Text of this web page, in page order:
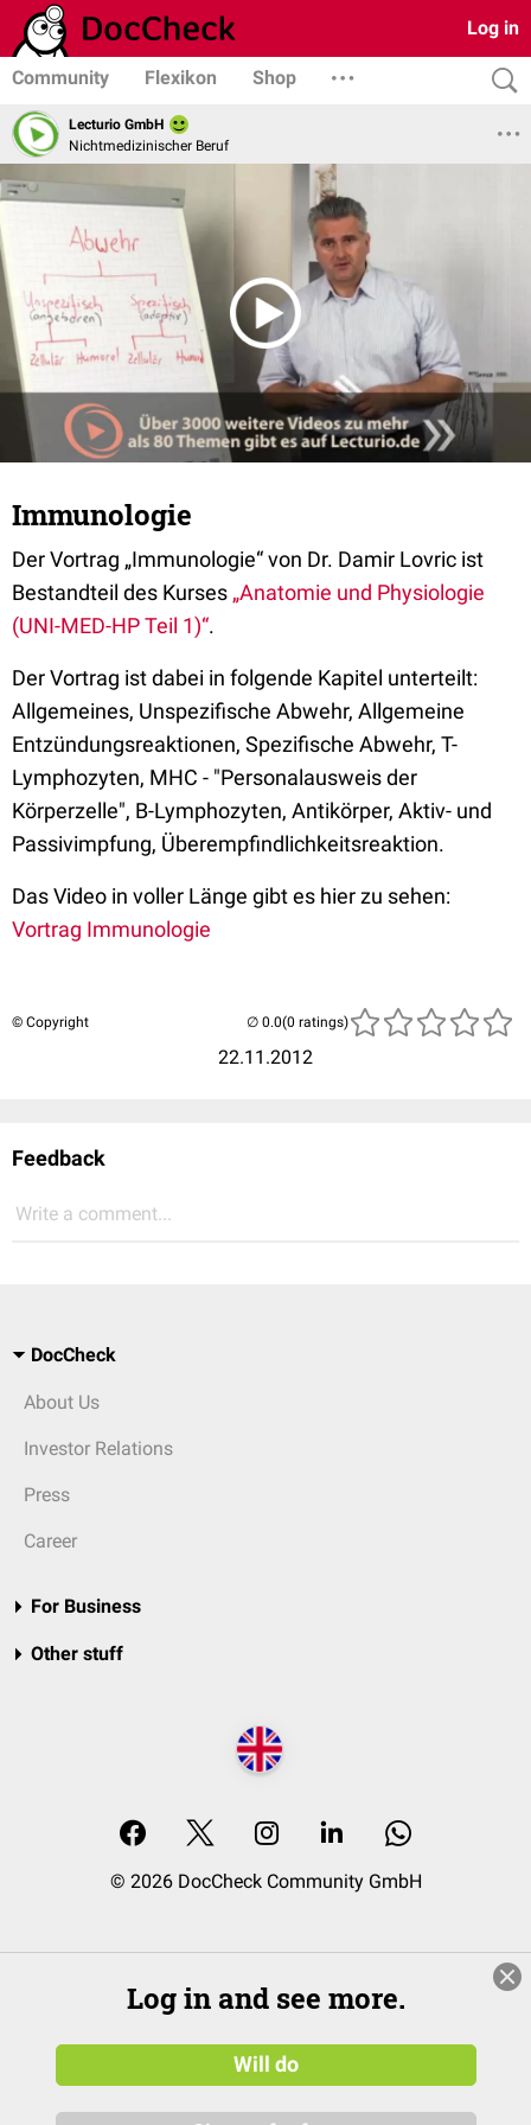
Log in
Community Flexikon Shop
Lecturio GmbH
Nichtmedizinischer Beruf
Immunologie
Der Vortrag „Immunologie“ von Dr. Damir Lovric ist
Bestandteil des Kurses „Anatomie und Physiologie
(UNI-MED-HP Teil 1)“.
Der Vortrag ist dabei in folgende Kapitel unterteilt:
Allgemeines, Unspezifische Abwehr, Allgemeine
Entzündungsreaktionen, Spezifische Abwehr, T-
Lymphozyten, MHC - "Personalausweis der
Körperzelle", B-Lymphozyten, Antikörper, Aktiv- und
Passivimpfung, Überempfindlichkeitsreaktion.
Das Video in voller Länge gibt es hier zu sehen:
Vortrag Immunologie
© Copyright
22.11.2012
(0 ratings)
Feedback
Write a comment...
DocCheck
About Us
Investor Relations
Press
Career
For Business
Other stuff
© 2026 DocCheck Community GmbH
Log in and see more.
Will do